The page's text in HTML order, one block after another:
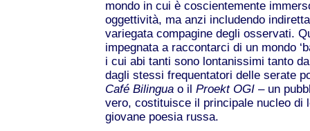
mondo in cui è coscientemente
oggettività, ma anzi includendo
variegata compagine degli osservati.
impegnata a raccontarci di un mondo
i cui abi tanti sono lontanissimi tanto
dagli stessi frequentatori delle serate
Café Bilingua o il Proekt OGI – un
vero, costituisce il principale nucleo di
giovane poesia russa.